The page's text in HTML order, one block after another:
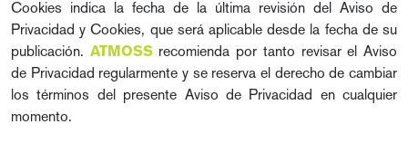
Cookies indica la fecha de la última revisión del Aviso de
Privacidad y Cookies, que será aplicable desde la fecha de su
publicación. ATMOSSrecomienda por tanto revisar el Aviso
de Privacidad regularmente y se reserva el derecho de cambiar
los términos del presente Aviso de Privacidad en cualquier
momento.